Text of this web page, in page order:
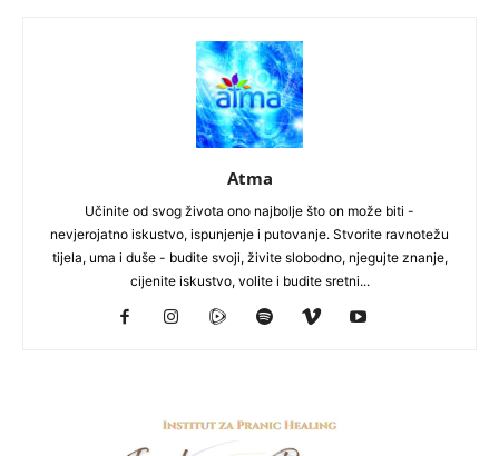
Atma
Učinite od svog života ono najbolje što on može biti -
nevjerojatno iskustvo, ispunjenje i putovanje. Stvorite ravnotežu
tijela, uma i duše - budite svoji, živite slobodno, njegujte znanje,
cijenite iskustvo, volite i budite sretni...